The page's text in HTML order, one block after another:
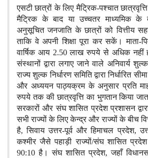
एसटी छात्रों के लिए मैट्रिक-पश्चात
मैट्रिक के बाद या उच्चतर माध्यमिक के
अनुसूचित जनजाति के छात्रों को वित्तीय
ताकि वे अपनी शिक्षा पूरा कर सकें। माता-
वार्षिक आय 2.50 लाख रुपये से अधिक नहीं
संस्थानों द्वारा लगाए जाने वाले अनिवार्य
राज्य शुल्क निर्धारण समिति द्वारा निर्धारित
और अध्ययन पाठ्यक्रम के अनुसार प्रति
रुपये तक की छात्रवृत्ति का भुगतान किया
सरकारों और संघ शासित प्रदेश प्रशासन
सभी राज्यों के लिए केन्द्र और राज्यों के बीच
है, सिवाय उत्तर-पूर्व और हिमाचल प्रदेश,
कश्मीर जैसे पहाड़ी राज्यों/संघ शासित
90:10 है। संघ शासित प्रदेश, जहाँ